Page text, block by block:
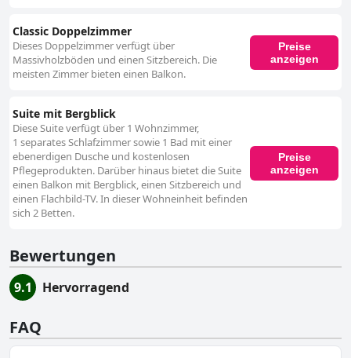
Classic Doppelzimmer
Dieses Doppelzimmer verfügt über
Massivholzböden und einen Sitzbereich. Die
meisten Zimmer bieten einen Balkon.
Preise
anzeigen
Suite mit Bergblick
Diese Suite verfügt über 1 Wohnzimmer,
1 separates Schlafzimmer sowie 1 Bad mit einer
ebenerdigen Dusche und kostenlosen
Pflegeprodukten. Darüber hinaus bietet die Suite
einen Balkon mit Bergblick, einen Sitzbereich und
einen Flachbild-TV. In dieser Wohneinheit befinden
sich 2 Betten.
Preise
anzeigen
Bewertungen
9.1 Hervorragend
FAQ